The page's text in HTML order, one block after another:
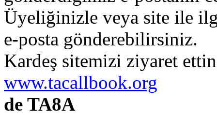
Üyeliğinizle veya site ile
e-posta gönderebilirsiniz.
Kardeş sitemizi ziyaret
www.tacallbook.org
de TA8A